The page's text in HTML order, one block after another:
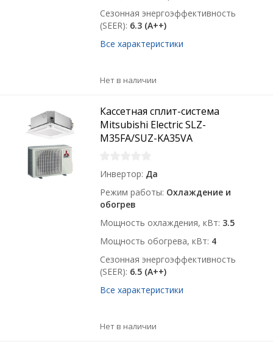
Сезонная энергоэффективность
(SEER) 6.3 (A++)
Все характеристики
Нет в наличии
Кассетная сплит-система
Mitsubishi Electric SLZ-
M35FA/SUZ-KA35VA
Инвертор Да
Режим работы Охлаждение и
обогрев
Мощность охлаждения, кВт 3.5
Мощность обогрева, кВт 4
Сезонная энергоэффективность
(SEER) 6.5 (A++)
Все характеристики
Нет в наличии